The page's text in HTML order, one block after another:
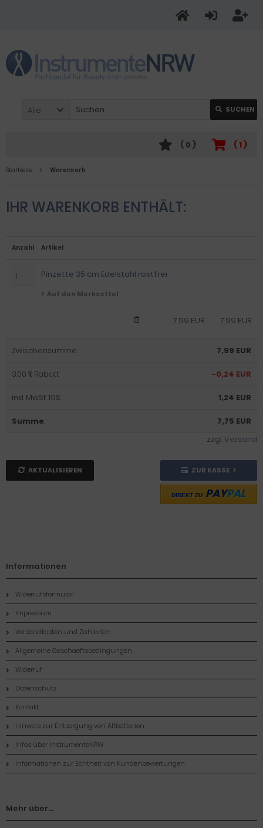
Alle SUCHEN
( 1 )
( 0 )
Startseite Warenkorb
IHR WARENKORB ENTHÄLT:
Anzahl Artikel
Pinzette 35 cm Edelstahl rostfrei
Auf den Merkzettel
7,99 EUR
7,99 EUR
Zwischensumme: 7,99 EUR
3.00 % Rabatt: -0,24 EUR
inkl. MwSt. 19%: 1,24 EUR
Summe:
7,75 EUR
zzgl.Versand
AKTUALISIEREN ZUR KASSE
DIREKT ZU PAYPAL
Informationen
Widerrufsformular
Impressum
Versandkosten und Zahlarten
Allgemeine Geschaeftsbedingungen
Widerruf
Datenschutz
Kontakt
Hinweis zur Entsorgung von Altbatterien
Infos über InstrumenteNRW
Informationen zur Echtheit von Kundenbewertungen
Mehr über...